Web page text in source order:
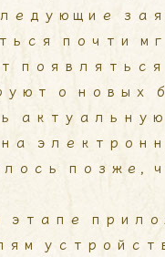
почти
о новых
позже,
этапе